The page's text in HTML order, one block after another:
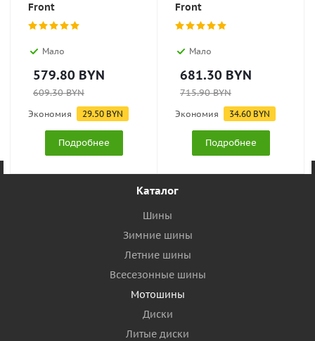
Front
Мало
579.80 BYN
609.30BYN
Экономия 29.50 BYN
Подробнее
Front
Мало
681.30 BYN
715.90BYN
Экономия 34.60 BYN
Подробнее
Каталог
Шины
Зимние шины
Летние шины
Всесезонные шины
Мотошины
Диски
Литые диски